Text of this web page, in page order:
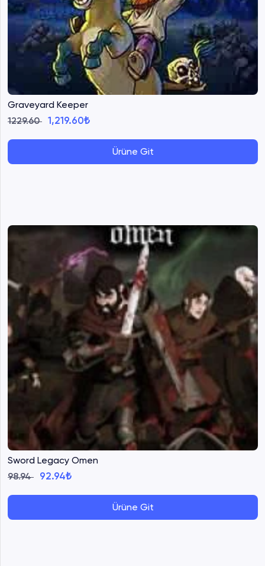
Graveyard Keeper
1229.60 1,219.60₺
Ürüne Git
Sword Legacy Omen
98.94 92.94₺
Ürüne Git